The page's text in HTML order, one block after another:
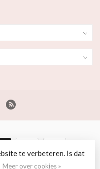
en Schaap
te verbeteren. Is dat
Meer over cookies »